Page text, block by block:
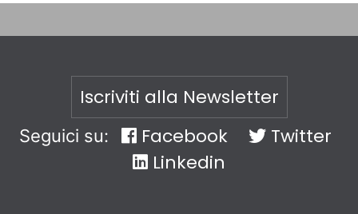
Iscriviti alla Newsletter
Seguici su: Facebook
Twitter
Linkedin